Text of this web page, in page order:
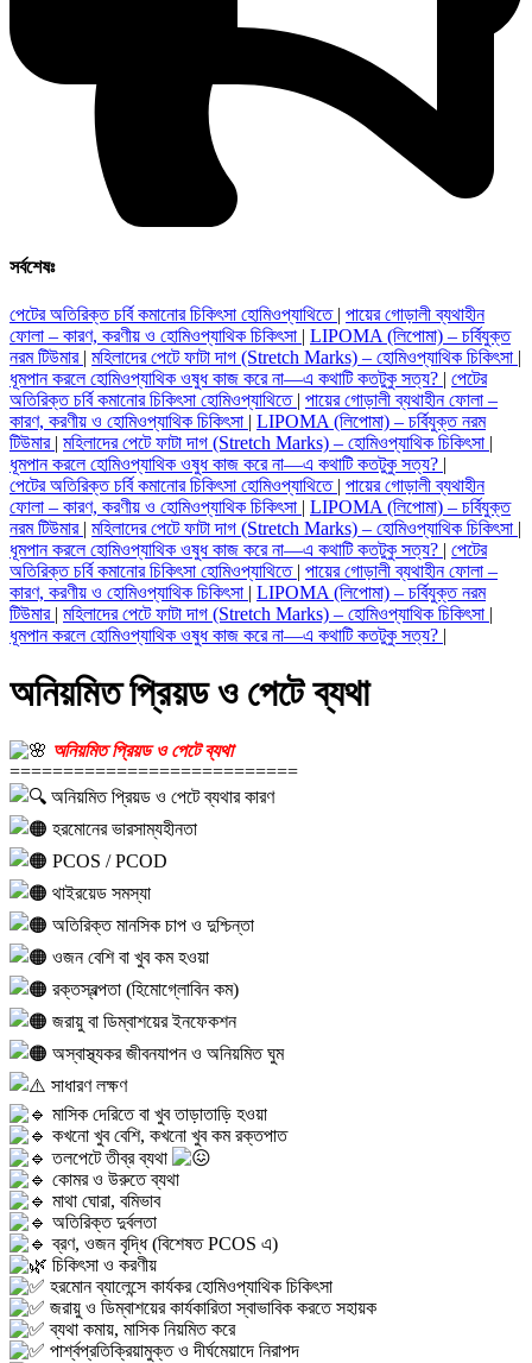
সর্বশেষঃ
পেটের অতিরিক্ত চর্বি কমানোর চিকিৎসা হোমিওপ্যাথিতে | পায়ের গোড়ালী ব্যথাহীন
ফোলা – কারণ, করণীয় ও হোমিওপ্যাথিক চিকিৎসা | LIPOMA (লিপোমা) – চর্বিযুক্ত
নরম টিউমার | মহিলাদের পেটে ফাটা দাগ (Stretch Marks) – হোমিওপ্যাথিক চিকিৎসা |
ধূমপান করলে হোমিওপ্যাথিক ওষুধ কাজ করে না—এ কথাটি কতটুকু সত্য? | পেটের
অতিরিক্ত চর্বি কমানোর চিকিৎসা হোমিওপ্যাথিতে | পায়ের গোড়ালী ব্যথাহীন ফোলা –
কারণ, করণীয় ও হোমিওপ্যাথিক চিকিৎসা | LIPOMA (লিপোমা) – চর্বিযুক্ত নরম
টিউমার | মহিলাদের পেটে ফাটা দাগ (Stretch Marks) – হোমিওপ্যাথিক চিকিৎসা |
ধূমপান করলে হোমিওপ্যাথিক ওষুধ কাজ করে না—এ কথাটি কতটুকু সত্য? |
পেটের অতিরিক্ত চর্বি কমানোর চিকিৎসা হোমিওপ্যাথিতে | পায়ের গোড়ালী ব্যথাহীন
ফোলা – কারণ, করণীয় ও হোমিওপ্যাথিক চিকিৎসা | LIPOMA (লিপোমা) – চর্বিযুক্ত
নরম টিউমার | মহিলাদের পেটে ফাটা দাগ (Stretch Marks) – হোমিওপ্যাথিক চিকিৎসা |
ধূমপান করলে হোমিওপ্যাথিক ওষুধ কাজ করে না—এ কথাটি কতটুকু সত্য? | পেটের
অতিরিক্ত চর্বি কমানোর চিকিৎসা হোমিওপ্যাথিতে | পায়ের গোড়ালী ব্যথাহীন ফোলা –
কারণ, করণীয় ও হোমিওপ্যাথিক চিকিৎসা | LIPOMA (লিপোমা) – চর্বিযুক্ত নরম
টিউমার | মহিলাদের পেটে ফাটা দাগ (Stretch Marks) – হোমিওপ্যাথিক চিকিৎসা |
ধূমপান করলে হোমিওপ্যাথিক ওষুধ কাজ করে না—এ কথাটি কতটুকু সত্য? |
অনিয়মিত প্রিয়ড ও পেটে ব্যথা
অনিয়মিত প্রিয়ড ও পেটে ব্যথা
===========================
অনিয়মিত প্রিয়ড ও পেটে ব্যথার কারণ
হরমোনের ভারসাম্যহীনতা
PCOS / PCOD
থাইরয়েড সমস্যা
অতিরিক্ত মানসিক চাপ ও দুশ্চিন্তা
ওজন বেশি বা খুব কম হওয়া
রক্তস্বল্পতা (হিমোগ্লোবিন কম)
জরায়ু বা ডিম্বাশয়ের ইনফেকশন
অস্বাস্থ্যকর জীবনযাপন ও অনিয়মিত ঘুম
সাধারণ লক্ষণ
মাসিক দেরিতে বা খুব তাড়াতাড়ি হওয়া
কখনো খুব বেশি, কখনো খুব কম রক্তপাত
তলপেটে তীব্র ব্যথা
কোমর ও উরুতে ব্যথা
মাথা ঘোরা, বমিভাব
অতিরিক্ত দুর্বলতা
ব্রণ, ওজন বৃদ্ধি (বিশেষত PCOS এ)
চিকিৎসা ও করণীয়
হরমোন ব্যালেন্সে কার্যকর হোমিওপ্যাথিক চিকিৎসা
জরায়ু ও ডিম্বাশয়ের কার্যকারিতা স্বাভাবিক করতে সহায়ক
ব্যথা কমায়, মাসিক নিয়মিত করে
পার্শ্বপ্রতিক্রিয়ামুক্ত ও দীর্ঘমেয়াদে নিরাপদ